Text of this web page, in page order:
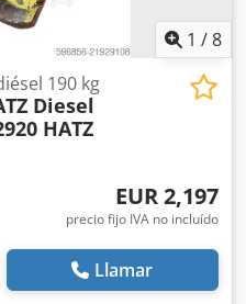
1 /8
190 kg
Diesel
HATZ
EUR 2,197
precio fijo IVA no incluído
Llamar